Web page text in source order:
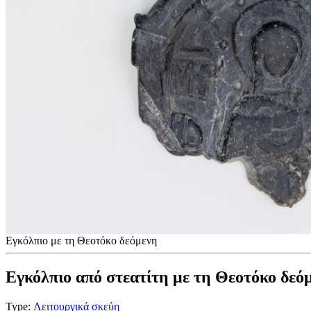
Εγκόλπιο με τη Θεοτόκο δεόμενη
Εγκόλπιο από στεατίτη με τη Θεοτόκο
Type: Λειτουργικά σκεύη